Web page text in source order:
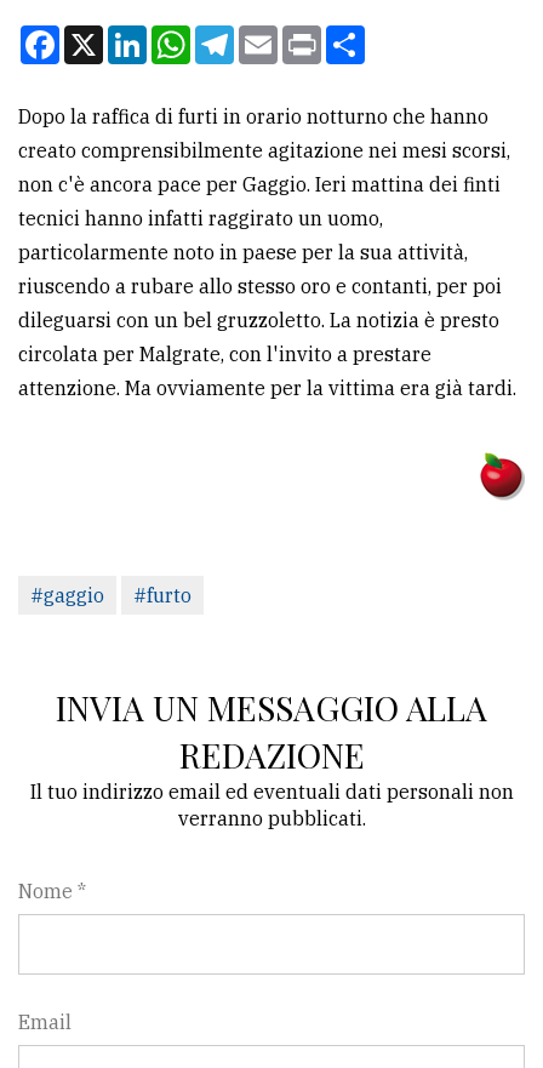
tua
CERCA
Cerca
per
comune
Ricerca
avanzata
Facebook
X LinkedInWhatsApp
Telegram
EmailPrint
Dopo la raffica di furti in orario notturno che hanno
creato comprensibilmente agitazione nei mesi scorsi,
non c'è ancora pace per Gaggio. Ieri mattina dei finti
tecnici hanno infatti raggirato un uomo,
particolarmente noto in paese per la sua attività,
riuscendo a rubare allo stesso oro e contanti, per poi
dileguarsi con un bel gruzzoletto. La notizia è presto
circolata per Malgrate, con l'invito a prestare
attenzione. Ma ovviamente per la vittima era già tardi.
#gaggio #furto
INVIA UN MESSAGGIO ALLA
REDAZIONE
Il tuo indirizzo email ed eventuali dati personali non
verranno pubblicati.
Nome *
Email